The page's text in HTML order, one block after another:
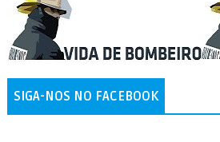
SIGA-NOS NO FACEBOOK